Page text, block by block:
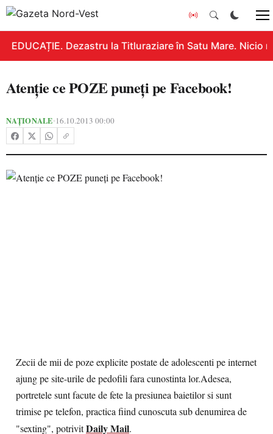
EDUCAȚIE. Dezastru la Titluraziare în Satu Mare. Nicio
Atenţie ce POZE puneţi pe Facebook!
NAȚIONALE•16.10.2013 00:00
Zecii de mii de poze explicite postate de adolescenti pe internet
ajung pe site-urile de pedofili fara cunostinta lor.Adesea,
portretele sunt facute de fete la presiunea baietilor si sunt
trimise pe telefon, practica fiind cunoscuta sub denumirea de
"sexting", potrivitDaily Mail.